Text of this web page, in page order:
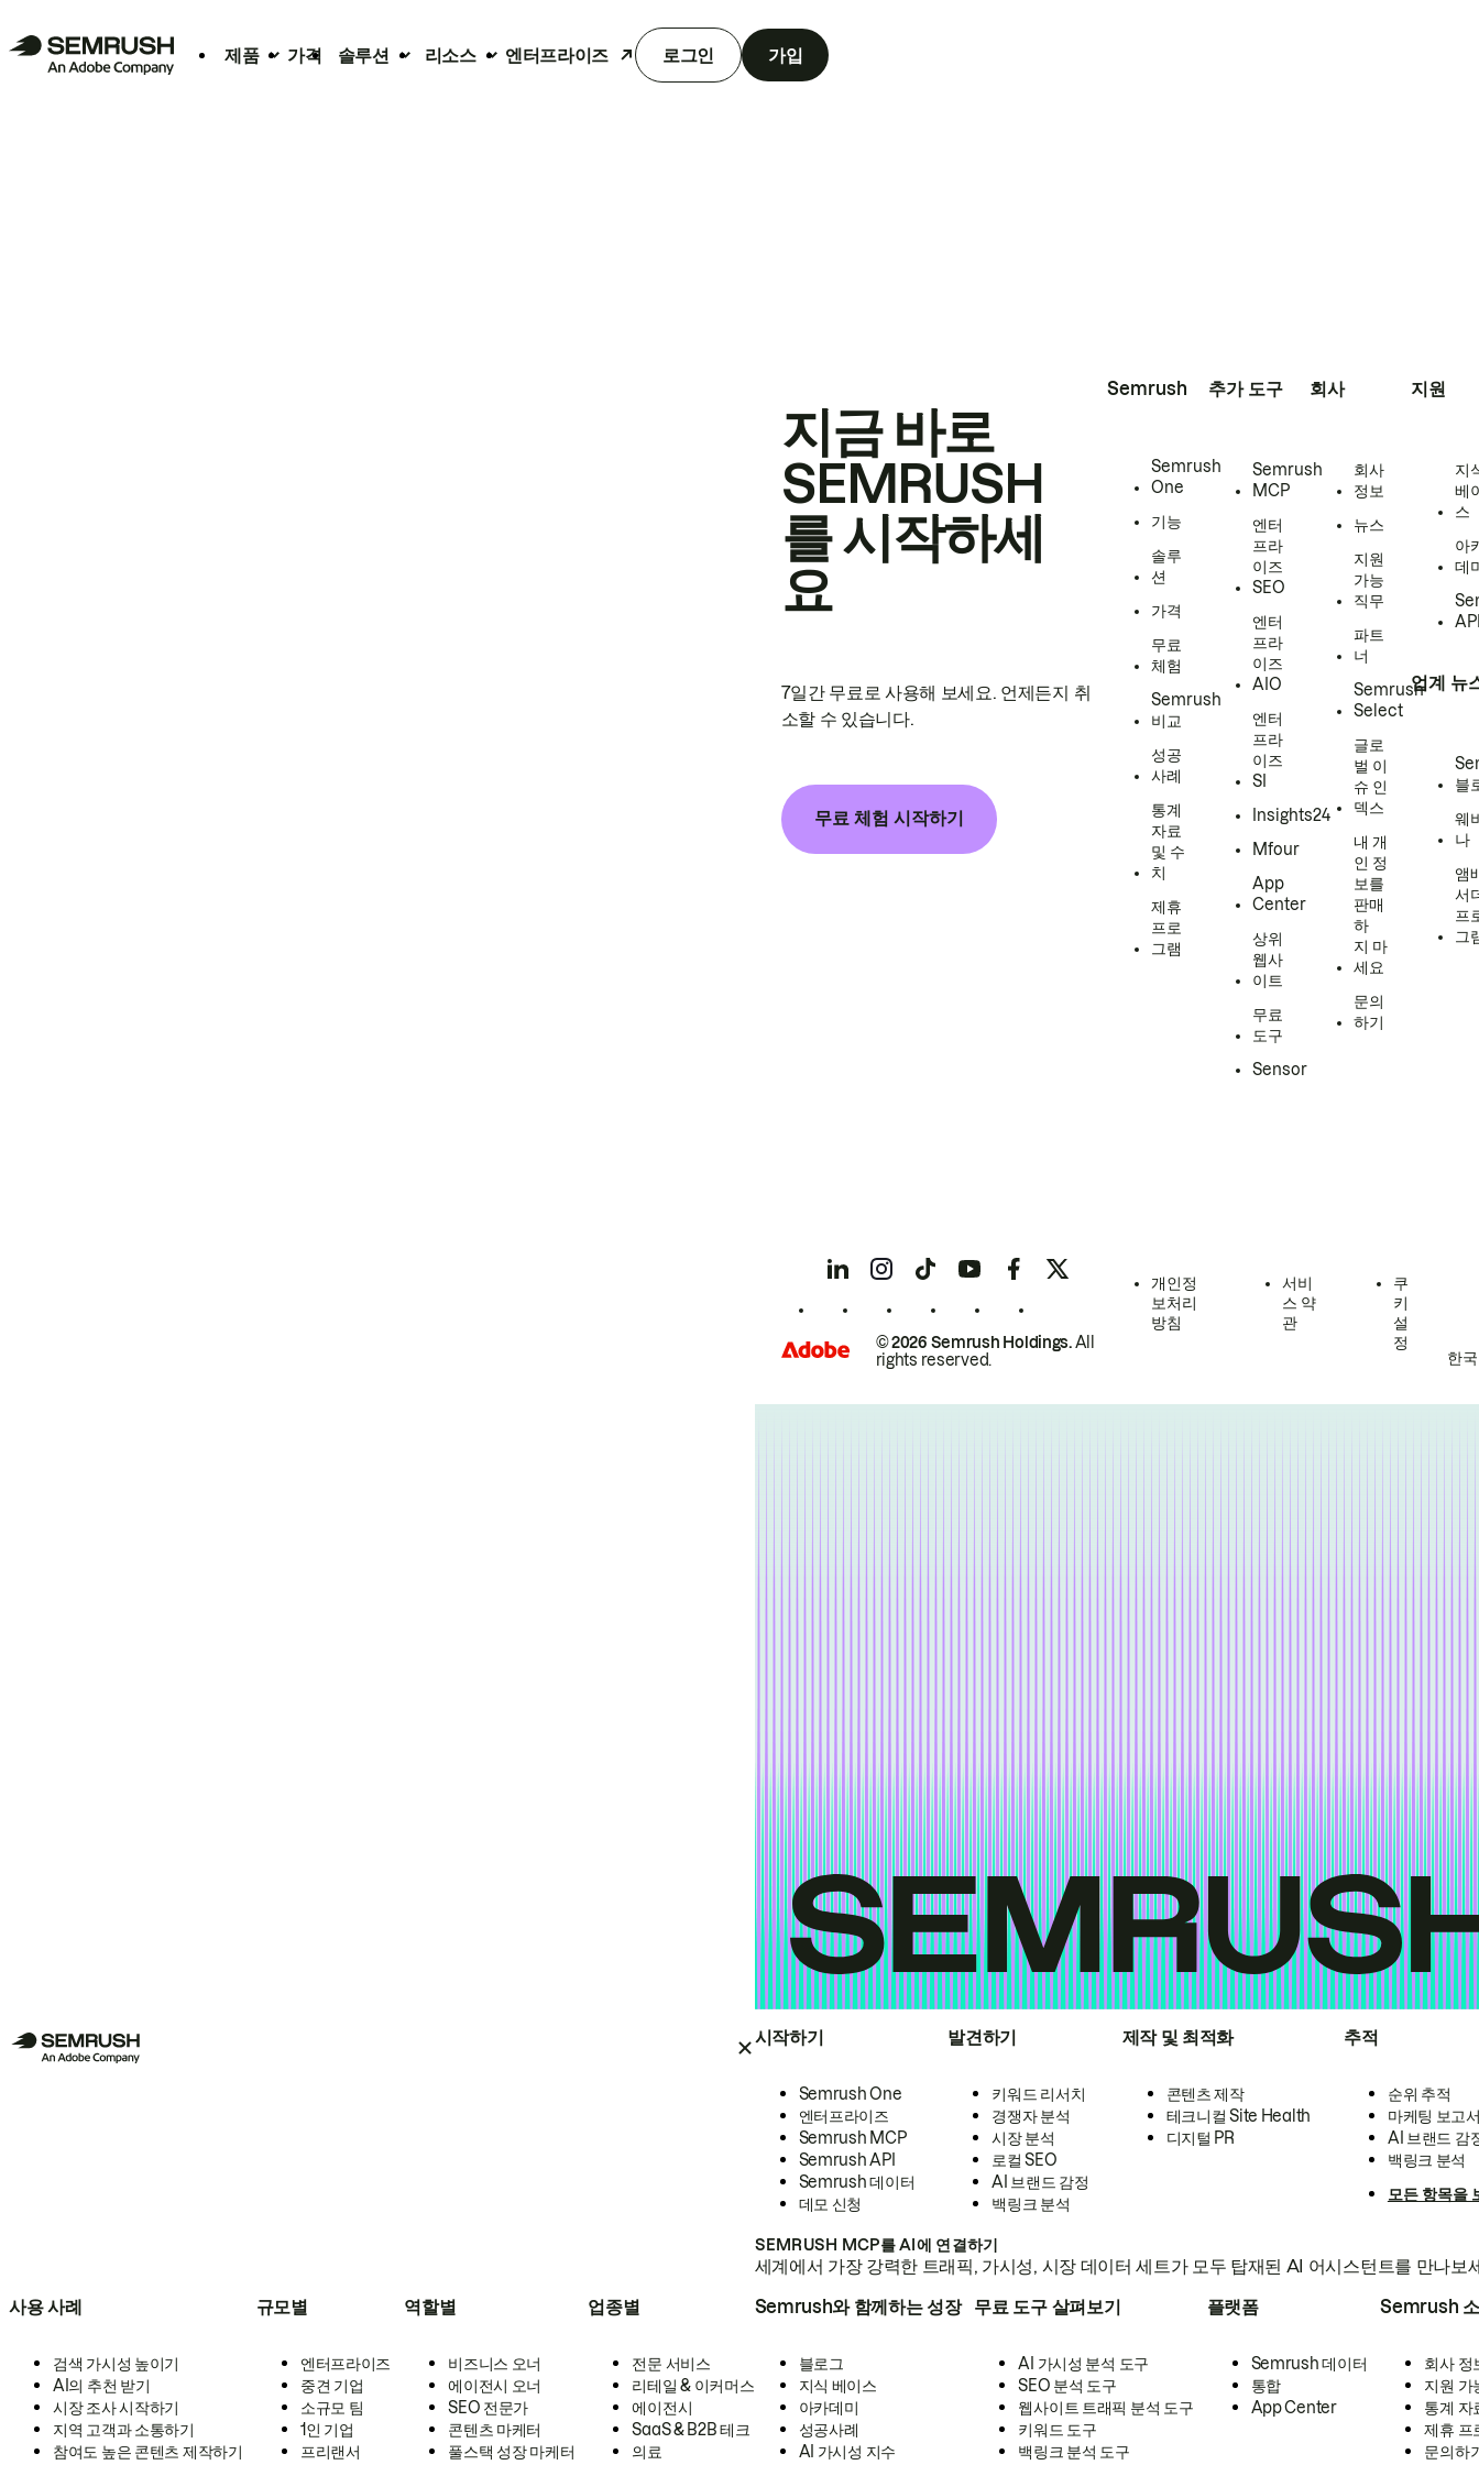
제품 가격 솔루션 리소스 엔터프라이즈 로그인 가입
시작하기
Semrush One
엔터프라이즈
Semrush MCP
Semrush API
Semrush 데이터
데모 신청
발견하기
키워드 리서치
경쟁자 분석
시장 분석
로컬 SEO
AI 브랜드 감정
백링크 분석
제작 및 최적화
콘텐츠 제작
테크니컬 Site Health
디지털 PR
추적
순위 추적
마케팅 보고
AI 브랜드 감
백링크 분석
모든 항목을
SEMRUSH MCP를 AI에 연결하기
세계에서 가장 강력한 트래픽, 가시성, 시장 데이터 세트가 모두 탑재된 AI 어시스턴트를 만나보
사용 사례
검색 가시성 높이기
AI의 추천 받기
시장 조사 시작하기
지역 고객과 소통하기
참여도 높은 콘텐츠 제작하기
규모별
엔터프라이즈
중견 기업
소규모 팀
1인 기업
프리랜서
역할별
비즈니스 오너
에이전시 오너
SEO 전문가
콘텐츠 마케터
풀스택 성장 마케터
업종별
전문 서비스
리테일 & 이커머스
에이전시
SaaS & B2B 테크
의료
Semrush와 함께하는 성장
블로그
지식 베이스
아카데미
성공사례
AI 가시성 지수
무료 도구 살펴보기
AI 가시성 분석 도구
SEO 분석 도구
웹사이트 트래픽 분석 도구
키워드 도구
백링크 분석 도구
플랫폼
Semrush 데이터
통합
App Center
Semrush
회사 정
지원 가
통계 자
제휴 프
문의하
지금 바로
SEMRUSH
를 시작하세
요
7일간 무료로 사용해 보세요. 언제든지 취
소할 수 있습니다.
무료 체험 시작하기
Semrush
Semrush
One
기능
솔루
션
가격
무료
체험
Semrush
비교
성공
사례
통계
자료
및 수
치
제휴
프로
그램
추가 도구
Semrush
MCP
엔터
프라
이즈
SEO
엔터
프라
이즈
AIO
엔터
프라
이즈
SI
Insights24
Mfour
App
Center
상위
웹사
이트
무료
도구
Sensor
회사
회사
정보
뉴스
지원
가능
직무
파트
너
Semrush
Select
글로
벌 이
슈 인
덱스
내 개
인 정
보를
판매
하
지 마
세요
문의
하기
지원
지
베
스
아
데
업계 뉴
블
웨
나
앰
서
프
그
© 2026 Semrush Holdings.All
rights reserved.
개인정
보처리
방침
서비
스 약
관
쿠
키
설
정
한